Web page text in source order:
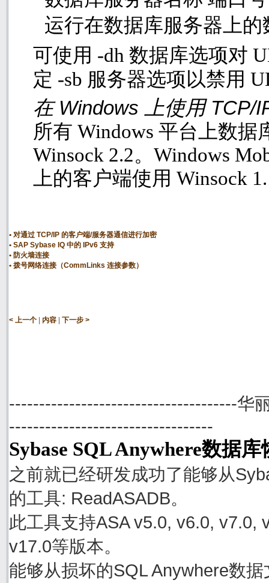
运行在数据库服务器上
可使用 -dh 数据库选项对
定 -sb 服务器选项以禁用
在Windows 上使用 TCP/
所有 Windows 平台上数据
Winsock 2.2。 Windows
上的客户端使用 Winsock
对通过 TCP/IP 的客户端/服务器通信进行加密
SAP Sybase IQ 中的 IPv6 支持
防火墙连接
拨号网络连接（CommLinks 连接参数）
< 上一个 | 内容 | 下一步 >
--------------------------------------华
----------------------------------
Sybase SQL Anywhere数据
之前就已经研发成功了能够从
的工具: ReadASADB。
此工具支持ASA v5.0, v6.0, v7.0,
v17.0等版本。
能够从损坏的SQL Anywhere数